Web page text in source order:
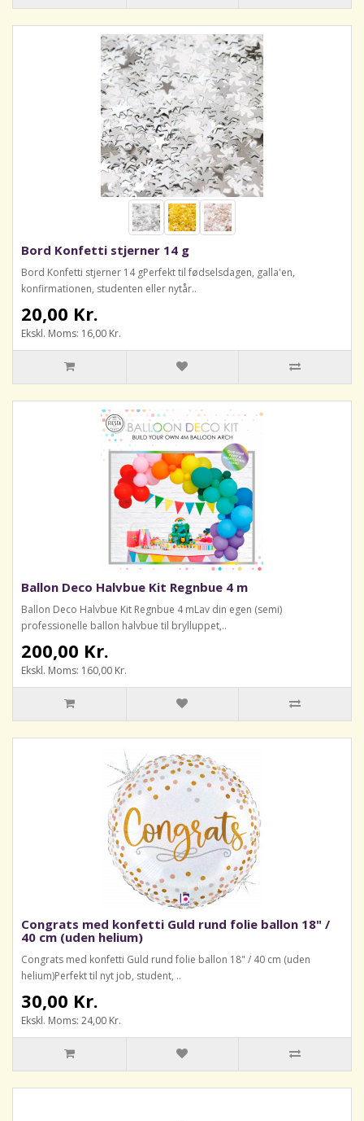
Bord Konfetti stjerner 14 g
Bord Konfetti stjerner 14 gPerfekt til fødselsdagen, galla'en,
konfirmationen, studenten eller nytår..
20,00 Kr.
Ekskl. Moms: 16,00 Kr.
Ballon Deco Halvbue Kit Regnbue 4 m
Ballon Deco Halvbue Kit Regnbue 4 mLav din egen (semi)
professionelle ballon halvbue til brylluppet,..
200,00 Kr.
Ekskl. Moms: 160,00 Kr.
Congrats med konfetti Guld rund folie ballon 18" /
40 cm (uden helium)
Congrats med konfetti Guld rund folie ballon 18" / 40 cm (uden
helium)Perfekt til nyt job, student, ..
30,00 Kr.
Ekskl. Moms: 24,00 Kr.